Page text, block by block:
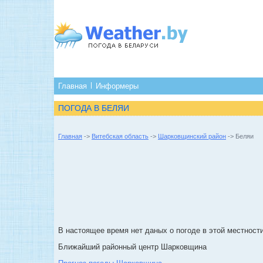
Главная Информеры
ПОГОДА В БЕЛЯИ
Главная -> Витебская область -> Шарковщинский район -> Беляи
В настоящее время нет даных о погоде в этой
Ближайший районный центр Шарковщина